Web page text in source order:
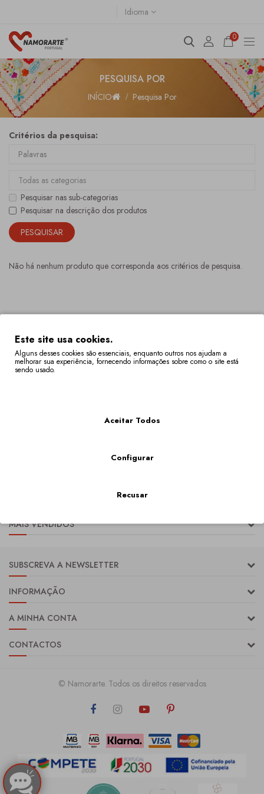
Idioma
0
PESQUISA POR
INÍCIO Pesquisa Por
Critérios da pesquisa:
Pesquisar nas sub-categorias
Pesquisar na descrição dos produtos
Não há nenhum produto que corresponda aos critérios de pesquisa.
MAIS VENDIDOS
SUBSCREVA A NEWSLETTER
INFORMAÇÃO
A MINHA CONTA
CONTACTOS
© Namorarte. Todos os direitos reservados
Este site usa cookies.
Alguns desses cookies são essenciais, enquanto outros nos ajudam a
melhorar sua experiência, fornecendo informações sobre como o site está
sendo usado.
Aceitar Todos
Configurar
Recusar